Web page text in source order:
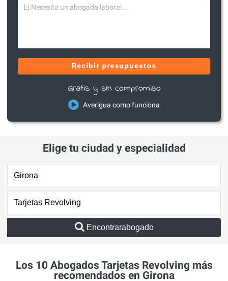
Recibir presupuestos
Gratis y sin compromiso
Averigua como funciona
Elige tu ciudad y especialidad
Encontrarabogado
Los 10 Abogados Tarjetas Revolving más
recomendados en Girona